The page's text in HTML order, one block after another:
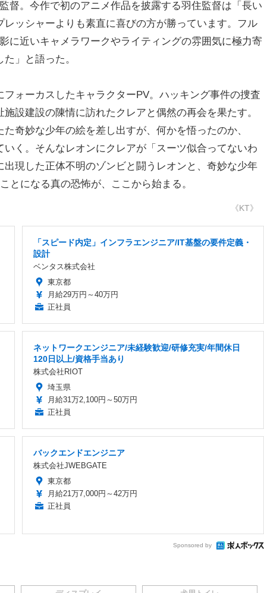
。今作で初のアニメ作品を披露する羽住監督は「長い
ッシャーよりも素直に喜びの方が勝っています。フル
に近いキャメラワークやライティングの雰囲気に極力寄
」と語った。
ォーカスしたキャラクターPV。ハッキング事件の捜査
設建設の陳情に訪れたクレアと偶然の再会を果たす。
奇妙な少年の絵を差し出すが、何かを悟ったのか、
いく。そんなレオンにクレアが「スーツ似合ってないわ
現した正体不明のゾンビと闘うレオンと、奇妙な少年
とになる真の恐怖が、ここから始まる。
《KT》
「スピード内定」インフラエンジニア/IT基盤の要件定義・
設計
ベンタス株式会社
東京都
月給29万円～40万円
正社員
ネットワークエンジニア/未経験歓迎/研修充実/年間休日
120日以上/資格手当あり
株式会社RIOT
埼玉県
月給31万2,100円～50万円
正社員
バックエンドエンジニア
株式会社JWEBGATE
東京都
月給21万7,000円～42万円
正社員
Sponsored by